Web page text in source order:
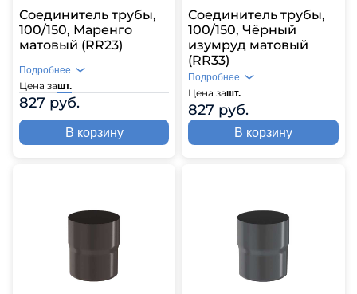
Соединитель трубы,
100/150, Маренго
матовый (RR23)
Цена зашт.
827 руб.
Подробнее
В корзину
Соединитель трубы,
100/150, Чёрный
изумруд матовый
(RR33)
Цена зашт.
827 руб.
Подробнее
В корзину